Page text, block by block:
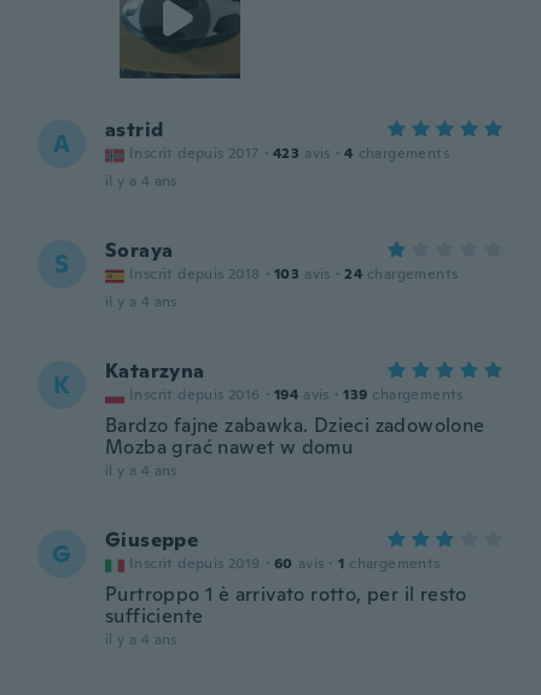
A astrid
Inscrit depuis 2017 · 423 avis · 4 chargements
il y a 4 ans
S Soraya
Inscrit depuis 2018 · 103 avis · 24 chargements
il y a 4 ans
K Katarzyna
Inscrit depuis 2016 · 194 avis · 139 chargements
Bardzo fajne zabawka. Dzieci zadowolone
Mozba grać nawet w domu
il y a 4 ans
G Giuseppe
Inscrit depuis 2019 · 60 avis · 1 chargements
Purtroppo 1 è arrivato rotto, per il resto
sufficiente
il y a 4 ans